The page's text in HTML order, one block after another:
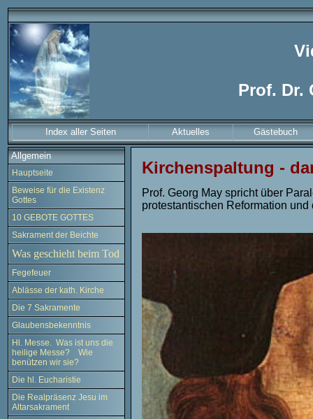
Prof. Dr.
Index aller Seiten Aktuelles Gästebuch
Allgemein
Hauptseite
Beweise für die Existenz
Gottes
10 GEBOTE GOTTES
Sakrament der Beichte
Was geschieht beim Tod
Fegefeuer
Ablässe der kath. Kirche
Die 7 Sakramente
Glaubensbekenntnis
Hl. Messe. Was ist uns die
heilige Messe? Wie
benützen wir sie?
Die hl. Eucharistie
Die Realpräsenz Jesu im
Altarsakrament
Kirchenspaltung -
Prof. Georg May spricht über
protestantischen Reformation und